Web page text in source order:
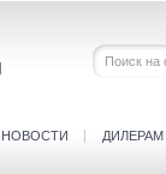
НОВОСТИ ДИЛЕРАМ